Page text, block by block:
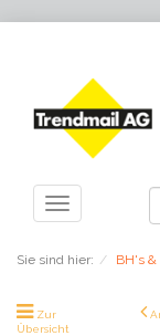
Toggle
navigation
Sie sind hier: BH's
Zur
Übersicht